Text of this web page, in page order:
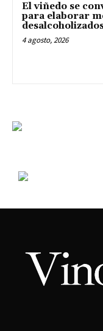
El viñedo se
para elaborar
4 agosto, 2026